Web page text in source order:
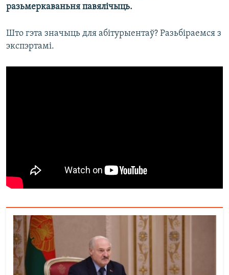
разьмеркаваньня павялічыць.
Што гэта значыць для абітурыентаў? Разьбіраемся з
экспэртамі.